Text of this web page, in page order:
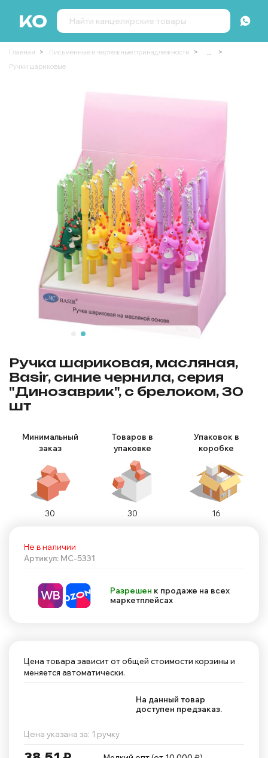
Главная Письменные и чертежные принадлежности
...
Ручки шариковые
Не в наличии
Артикул: MC-5331
Разрешен к продаже на всех
маркетплейсах
Цена товара зависит от общей стоимости корзины и
меняется автоматически.
На данный товар
доступен предзаказ.
Цена указана за: 1 ручку
Ручка шариковая, масляная,
Basir, синие чернила, серия
"Динозаврик", с брелоком, 30
шт
Минимальный
заказ
Товаров в
упаковке
Упаковок в
коробке
30 30 16